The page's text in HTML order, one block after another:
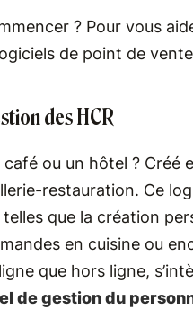
? Pour vous
de point de
des HCR
ou un hôtel ? Créé
restauration. Ce
que la création
en cuisine ou
que hors ligne,
de gestion du